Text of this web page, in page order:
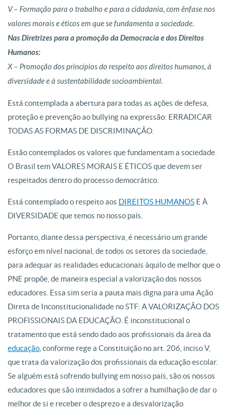
V – Formação para o trabalho e para a cidadania, com ênfase nos
valores morais e éticos em que se fundamenta a sociedade.
Nas Diretrizes para a promoção da Democracia e dos Direitos
Humanos:
X – Promoção dos princípios do respeito aos direitos humanos, à
diversidade e à sustentabilidade socioambiental.
Está contemplada a abertura para todas as ações de defesa,
proteção e prevenção ao bullying na expressão: ERRADICAR
TODAS AS FORMAS DE DISCRIMINAÇÃO.
Estão contemplados os valores que fundamentam a sociedade.
O Brasil tem VALORES MORAIS E ÉTICOS que devem ser
respeitados dentro do processo democrático.
Está contemplado o respeito aos DIREITOS HUMANOS E À
DIVERSIDADE que temos no nosso país.
Portanto, diante dessa perspectiva, é necessário um grande
esforço em nível nacional, de todos os setores da sociedade,
para adequar as realidades educacionais àquilo de melhor que o
PNE propõe, de maneira especial a valorização dos nossos
educadores. Essa sim seria a pauta mais digna para uma Ação
Direta de Inconstitucionalidade no STF: A VALORIZAÇÃO DOS
PROFISSIONAIS DA EDUCAÇÃO. É inconstitucional o
tratamento que está sendo dado aos profissionais da área da
educação , conforme rege a Constituição no art. 206, inciso V,
que trata da valorização dos profissionais da educação escolar.
Se alguém está sofrendo bullying em nosso país, são os nossos
educadores que são intimidados a sofrer a humilhação de dar o
melhor de si e receber o desprezo e a desvalorização